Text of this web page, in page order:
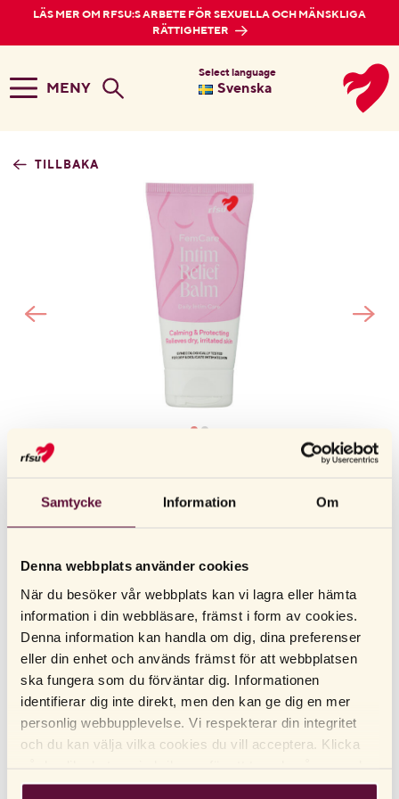
Samtycke Information Om
Denna webbplats använder cookies
När du besöker vår webbplats kan vi lagra eller hämta
information i din webbläsare, främst i form av cookies.
Denna information kan handla om dig, dina preferenser
eller din enhet och används främst för att webbplatsen
ska fungera som du förväntar dig. Informationen
identifierar dig inte direkt, men den kan ge dig en mer
personlig webbupplevelse. Vi respekterar din integritet
och du kan välja vilka cookies du vill acceptera. Klicka
ändra våra standardinställningar. Observera att
LÄS MER OM RFSU:S ARBETE FÖR SEXUELLA OCH MÄNSKLIGA
RÄTTIGHETER
MENY
Select language
Svenska
TILLBAKA
RFSU
Se våra återförsäljare
RFSU Intim Relief Balm är en mild och intensivt mjukgörande
intimkräm för torra slemhinnor i underlivet. Den är speciellt
framtagen för att lugna och skydda känslig hud som upplevs torr,
stram eller irriterad. Formulan innehåller naturligt bivax, som
verkar vårdande och hjälper till att skydda huden. Krämen smälter
vid hudkontakt och kan enkelt appliceras varsamt direkt på de
yttre slemhinnorna.
VISA MER
LÄS MER
INNEHÅLL